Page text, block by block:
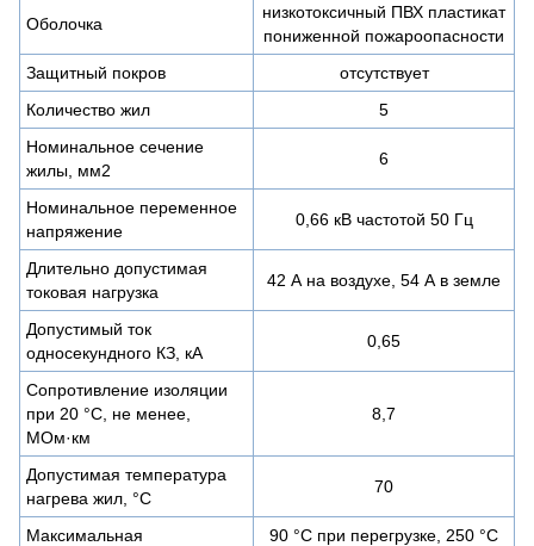
Оболочка
низкотоксичный ПВХ пластикат
пониженной пожароопасности
Защитный покров
отсутствует
Количество жил
5
Номинальное сечение
жилы, мм2
6
Номинальное переменное
напряжение
0,66 кВ частотой 50 Гц
Длительно допустимая
токовая нагрузка
42 А на воздухе, 54 А в земле
Допустимый ток
односекундного КЗ, кА
0,65
Сопротивление изоляции
при 20 °С, не менее,
МОм·км
8,7
Допустимая температура
нагрева жил, °C
70
Максимальная
90 °C при перегрузке, 250 °C